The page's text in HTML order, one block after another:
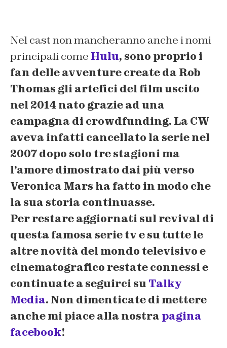
Nel cast non mancheranno anche i nomi
principali come Hulu, sono proprio i
fan delle avventure create da Rob
Thomas gli artefici del film uscito
nel 2014 nato grazie ad una
campagna di crowdfunding. La CW
aveva infatti cancellato la serie nel
2007 dopo solo tre stagioni ma
l’amore dimostrato dai più verso
Veronica Mars ha fatto in modo che
la sua storia continuasse.
Per restare aggiornati sul revival di
questa famosa serie tv e su tutte le
altre novità del mondo televisivo e
cinematografico restate connessi e
continuate a seguirci su Talky
Media. Non dimenticate di mettere
anchemi piacealla nostra pagina
facebook!